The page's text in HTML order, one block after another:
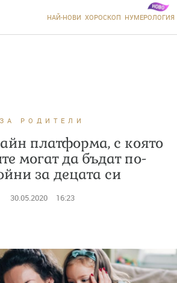
НАЙ-НОВИ ХОРОСКОП НУМЕРОЛОГИЯ
ЗА РОДИТЕЛИ
платформа, с която
могат да бъдат по-
за децата си
30.05.2020 16:23